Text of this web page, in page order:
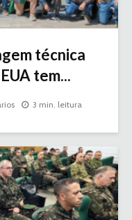
técnica
tem...
3 min. leitura